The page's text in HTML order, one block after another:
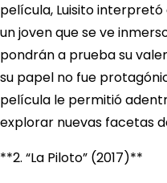
película, Luisito
un joven que se ve
pondrán a prueba su
su papel no fue
película le permitió
explorar nuevas facetas
**2. “La Piloto” (2017)**